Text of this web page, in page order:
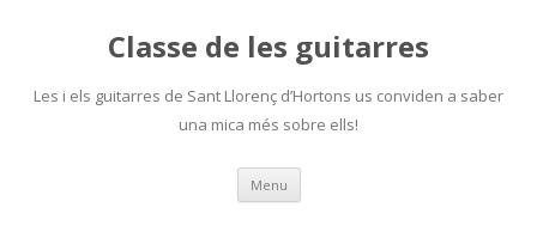
Classe de les guitarres
Les i els guitarres de Sant Llorenç d’Hortons us conviden a saber
una mica més sobre ells!
Menu Skip
content